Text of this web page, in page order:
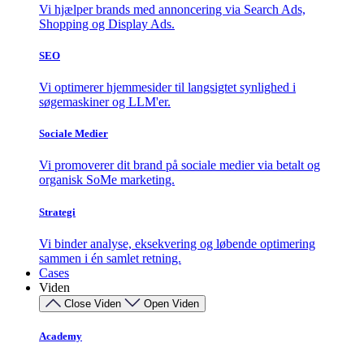
Vi hjælper brands med annoncering via Search Ads,
Shopping og Display Ads.
SEO
Vi optimerer hjemmesider til langsigtet synlighed i
søgemaskiner og LLM'er.
Sociale Medier
Vi promoverer dit brand på sociale medier via betalt og
organisk SoMe marketing.
Strategi
Vi binder analyse, eksekvering og løbende optimering
sammen i én samlet retning.
Cases
Viden
Close Viden Open Viden
Academy